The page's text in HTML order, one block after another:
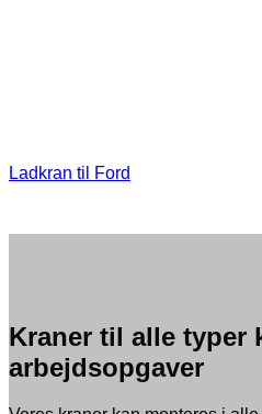
Ladkran til Ford
Kraner til alle typer
arbejdsopgaver